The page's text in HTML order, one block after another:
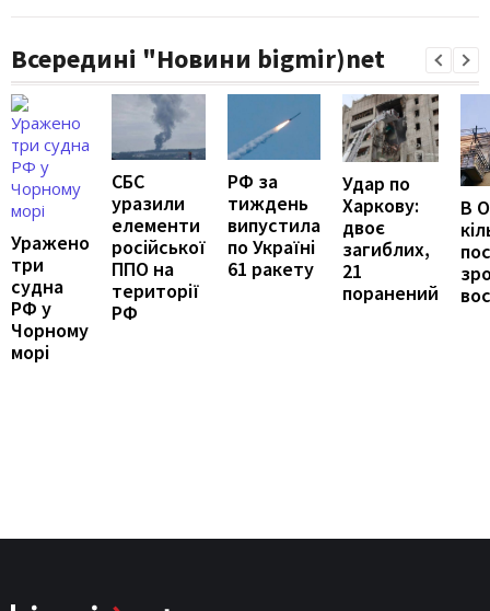
Всередині "Новини bigmir)net
Уражено
три
судна
РФ у
Чорному
морі
СБС
уразили
елементи
російської
ППО на
території
РФ
РФ за
тиждень
випустила
по Україні
61 ракету
Удар по
Харкову:
двоє
загиблих,
21
поранений
В